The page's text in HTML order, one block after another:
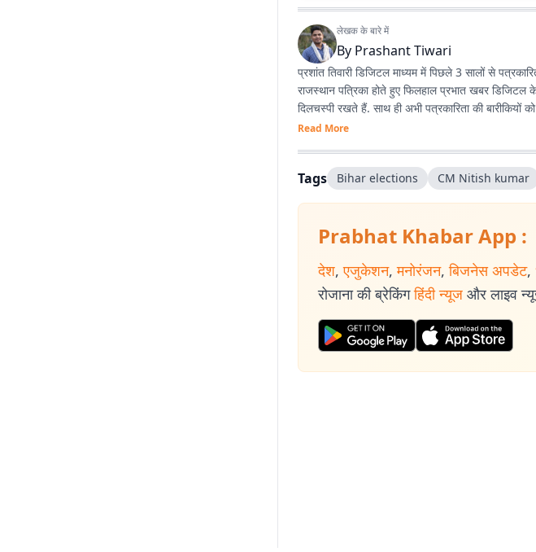
लेखक के बारे में
By Prashant Tiwari
प्रशांत तिवारी डिजिटल माध्यम में पिछले 3 सालों से
राजस्थान पत्रिका होते हुए फिलहाल प्रभात खबर डिजिटल
दिलचस्पी रखते हैं. साथ ही अभी पत्रकारिता की बारीकियों
Read More
Tags Bihar elections CM Nitish kumar
Prabhat Khabar App :
देश, एजुकेशन, मनोरंजन, बिजनेस अपडेट,
रोजाना की ब्रेकिंग हिंदी न्यूज और लाइव